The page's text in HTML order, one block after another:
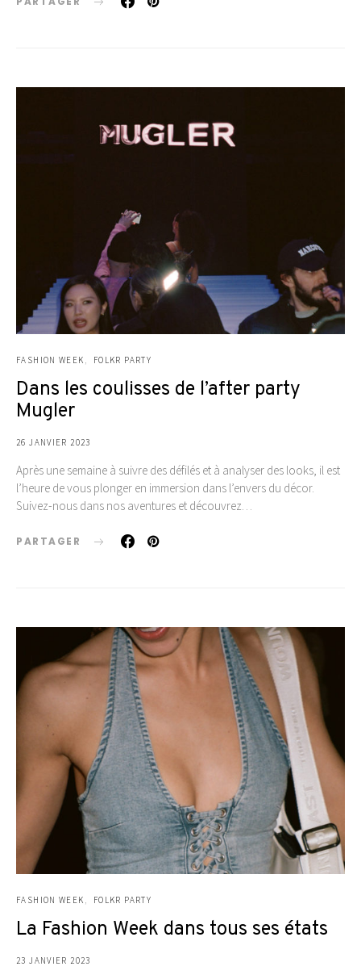
FASHION WEEK FOLKR PARTY
Dans les coulisses de l’after party
Mugler
26 JANVIER 2023
Après une semaine à suivre des défilés et à analyser des looks, il est
l’heure de vous plonger en immersion dans l’envers du décor.
Suivez-nous dans nos aventures et découvrez…
PARTAGER
FASHION WEEK FOLKR PARTY
La Fashion Week dans tous ses états
23 JANVIER 2023